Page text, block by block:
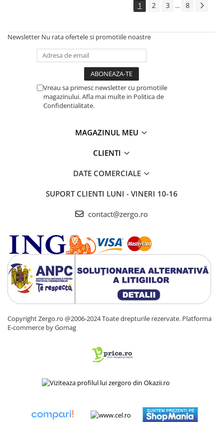
1 2 3 ... 8
Newsletter Nu rata ofertele si promotiile noastre
Vreau sa primesc newsletter cu promotiile
magazinului. Afla mai multe in Politica de
Confidentialitate.
MAGAZINUL MEU
CLIENTI
DATE COMERCIALE
SUPORT CLIENTI LUNI - VINERI 10-16
contact@zergo.ro
Copyright Zergo.ro @2006-2024 Toate drepturile rezervate. Platforma
E-commerce by Gomag